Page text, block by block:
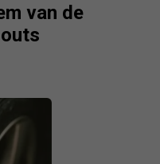
van de